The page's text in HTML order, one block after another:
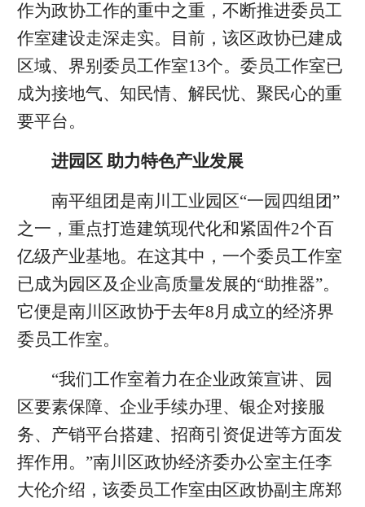
作为政协工作的重中之重，不断推进委员工
作室建设走深走实。目前，该区政协已建成
区域、界别委员工作室13个。委员工作室已
成为接地气、知民情、解民忧、聚民心的重
要平台。
进园区 助力特色产业发展
南平组团是南川工业园区“一园四组团”
之一，重点打造建筑现代化和紧固件2个百
亿级产业基地。在这其中，一个委员工作室
已成为园区及企业高质量发展的“助推器”。
它便是南川区政协于去年8月成立的经济界
委员工作室。
“我们工作室着力在企业政策宣讲、园
区要素保障、企业手续办理、银企对接服
务、产销平台搭建、招商引资促进等方面发
挥作用。”南川区政协经济委办公室主任李
大伦介绍，该委员工作室由区政协副主席郑